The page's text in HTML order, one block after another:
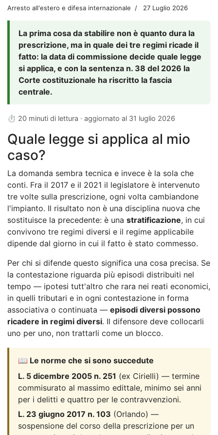
Arresto all'estero e difesa internazionale 27 Luglio 2026
La prima cosa da stabilire non è quanto dura la
prescrizione, ma in quale dei tre regimi ricade il
fatto: la data di commissione decide quale legge
si applica, e con la sentenza n. 38 del 2026 la
Corte costituzionale ha riscritto la fascia
centrale.
⏱ 20 minuti di lettura · aggiornato al 31 luglio 2026
Quale legge si applica al mio
caso?
La domanda sembra tecnica e invece è la sola che
conti. Fra il 2017 e il 2021 il legislatore è intervenuto
tre volte sulla prescrizione, ogni volta cambiandone
l'impianto. Il risultato non è una disciplina nuova che
sostituisce la precedente: è una stratificazione, in cui
convivono tre regimi diversi e il regime applicabile
dipende dal giorno in cui il fatto è stato commesso.
Per chi si difende questo significa una cosa precisa. Se
la contestazione riguarda più episodi distribuiti nel
tempo — ipotesi tutt'altro che rara nei reati economici,
in quelli tributari e in ogni contestazione in forma
associativa o continuata — episodi diversi possono
ricadere in regimi diversi. Il difensore deve collocarli
uno per uno, non trattarli come un blocco.
📖 Le norme che si sono succedute
L. 5 dicembre 2005 n. 251 (ex Cirielli) — termine
commisurato al massimo edittale, minimo sei anni
per i delitti e quattro per le contravvenzioni.
L. 23 giugno 2017 n. 103 (Orlando) —
sospensione del corso della prescrizione per un